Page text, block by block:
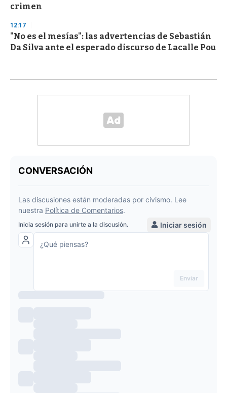
crimen
12:17
"No es el mesías": las advertencias de Sebastián
Da Silva ante el esperado discurso de Lacalle Pou